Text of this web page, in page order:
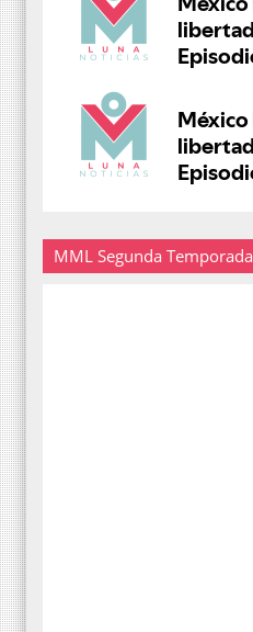
MML Segunda Temporada